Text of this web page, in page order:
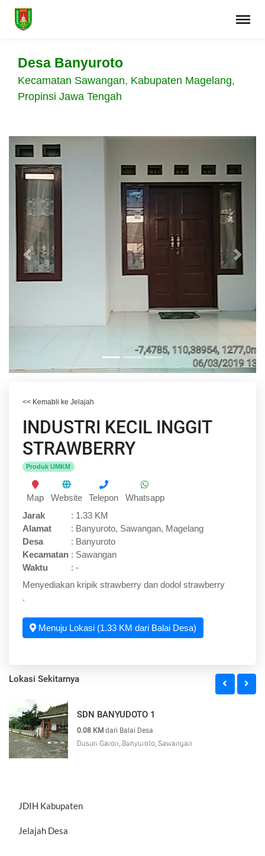
Desa Banyuroto
Kecamatan Sawangan, Kabupaten Magelang,
Propinsi Jawa Tengah
Previous Next
<< Kemabli ke Jelajah
INDUSTRI KECIL INGGIT
STRAWBERRY
Produk UMKM
Map Website Telepon
Whatsapp
Jarak
: 1.33 KM
Alamat
: Banyuroto, Sawangan, Magelang
Desa
: Banyuroto
Kecamatan: Sawangan
Waktu
: -
Menyediakan kripik strawberry dan dodol strawberry
.
Menuju Lokasi (1.33 KM dari Balai Desa)
Lokasi Sekitarnya
SDN BANYUDOTO 1
0.08 KM dari Balai Desa
Dusun Garon, Banyuroto, Sawangan
JDIH Kabupaten
Jelajah Desa